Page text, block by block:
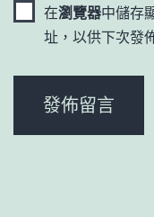
在瀏覽器中儲存
址，以供下次發